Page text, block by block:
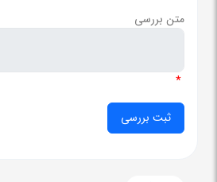
متن بررسی
*